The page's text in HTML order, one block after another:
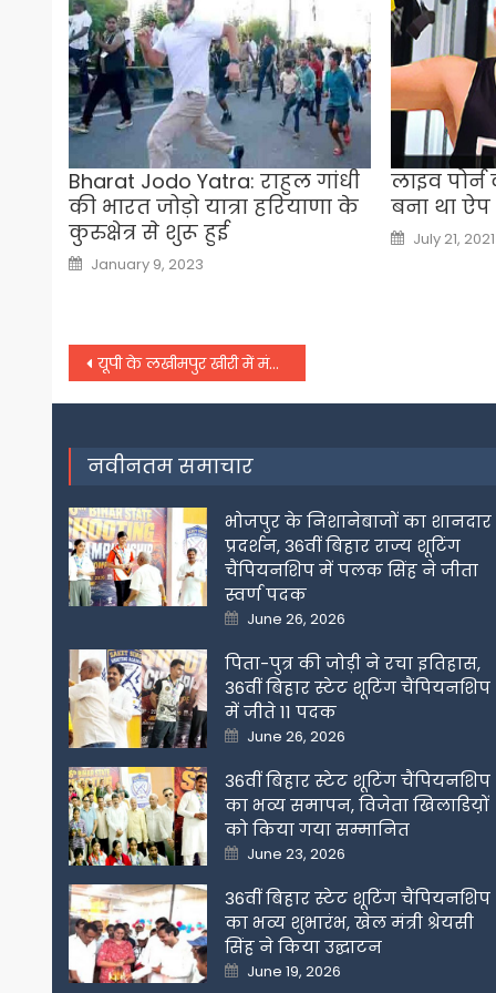
Bharat Jodo Yatra: राहुल गांधी
की भारत जोड़ो यात्रा हरियाणा के
कुरुक्षेत्र से शुरू हुई
Posted
on
January 9, 2023
लाइव
बना था ऐप
Posted
on
July 21, 2021
Post
navigation
यूपी के लखीमपुर खीरी में मंत्री के बेटे ने प्रदर्शनकारी किसानों पर चढ़ाई कार,
नवीनतम समाचार
भोजपुर के निशानेबाजों का शानदार
प्रदर्शन, 36वीं बिहार राज्य शूटिंग
चैंपियनशिप में पलक सिंह ने जीता
स्वर्ण पदक
Posted
on
June 26, 2026
पिता-पुत्र की जोड़ी ने रचा इतिहास,
36वीं बिहार स्टेट शूटिंग चैंपियनशिप
में जीते 11 पदक
Posted
on
June 26, 2026
36वीं बिहार स्टेट शूटिंग चैंपियनशिप
का भव्य समापन, विजेता खिलाडिय़ों
को किया गया सम्मानित
Posted
on
June 23, 2026
36वीं बिहार स्टेट शूटिंग चैंपियनशिप
का भव्य शुभारंभ, खेल मंत्री श्रेयसी
सिंह ने किया उद्घाटन
Posted
on
June 19, 2026